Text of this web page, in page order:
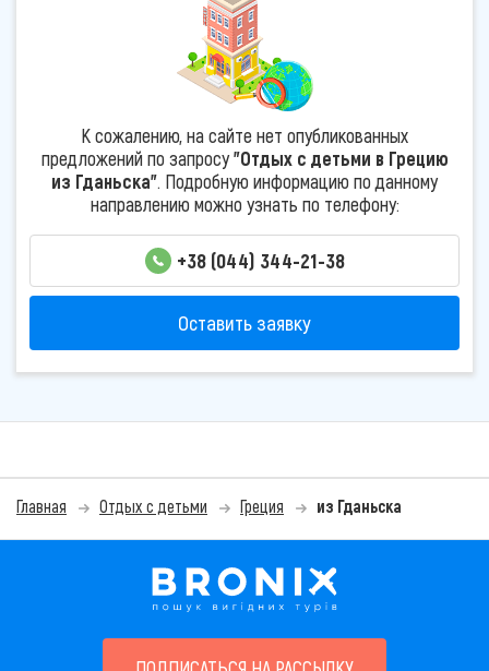
К сожалению, на сайте нет опубликованных
предложений по запросу"Отдых с детьми в Грецию
из Гданьска". Подробную информацию по данному
направлению можно узнать по телефону:
+38 (044) 344-21-38
Оставить заявку
Главная Отдых с детьми Греция из Гданьска